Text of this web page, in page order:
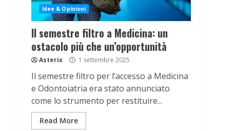
Idee & Opinioni
Il semestre filtro a Medicina: un
ostacolo più che un’opportunità
Asterix 1 settembre 2025
Il semestre filtro per l’accesso a Medicina
e Odontoiatria era stato annunciato
come lo strumento per restituire...
Read More